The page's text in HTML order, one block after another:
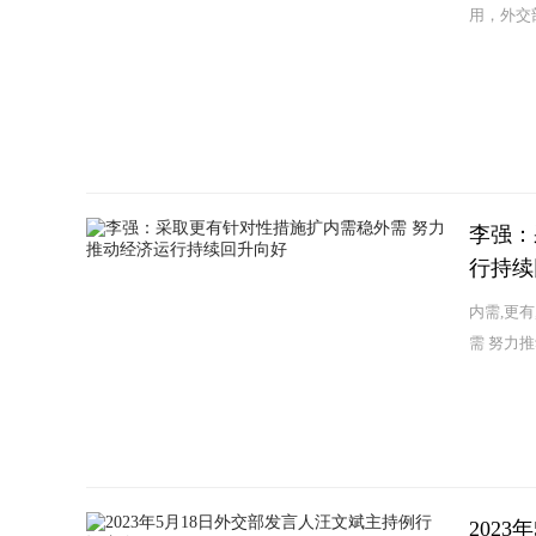
用，外交
李强
行持
内需,更
需 努力
2023